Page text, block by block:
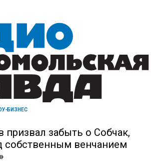
БИЗНЕС
призвал забыть о Собчак,
собственным венчанием